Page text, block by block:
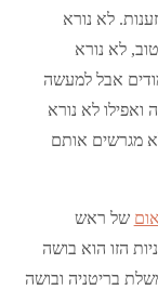
לא נורא
לא נורא
אבל למעשה
ואפילו לא נורא
מגרשים אותם
של ראש
הזו הוא בושה
בריטניה ובושה